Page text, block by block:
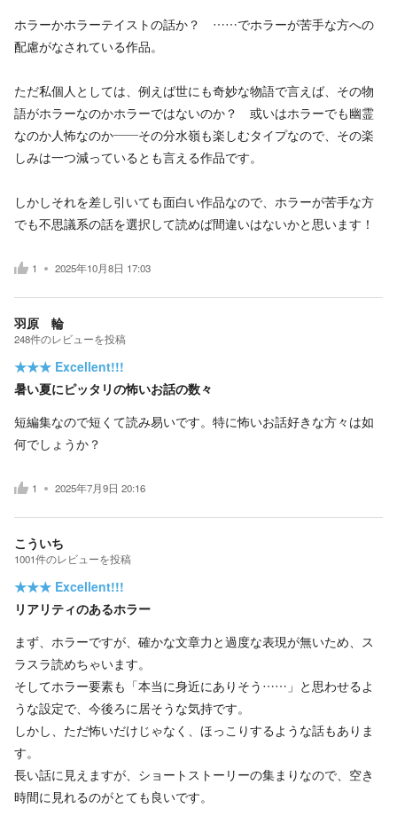
ホラーかホラーテイストの話か？ ……でホラーが苦手な方への
配慮がなされている作品。
ただ私個人としては、例えば世にも奇妙な物語で言えば、その物
語がホラーなのかホラーではないのか？ 或いはホラーでも幽霊
なのか人怖なのか――その分水嶺も楽しむタイプなので、その楽
しみは一つ減っているとも言える作品です。
しかしそれを差し引いても面白い作品なので、ホラーが苦手な方
でも不思議系の話を選択して読めば間違いはないかと思います！
1 2025年10月8日 17:03
羽原 輪
248件のレビューを投稿
★★★ Excellent!!!
暑い夏にピッタリの怖いお話の数々
短編集なので短くて読み易いです。特に怖いお話好きな方々は如
何でしょうか？
1 2025年7月9日 20:16
こういち
1001件のレビューを投稿
★★★ Excellent!!!
リアリティのあるホラー
まず、ホラーですが、確かな文章力と過度な表現が無いため、ス
ラスラ読めちゃいます。
そしてホラー要素も「本当に身近にありそう……」と思わせるよ
うな設定で、今後ろに居そうな気持です。
しかし、ただ怖いだけじゃなく、ほっこりするような話もありま
す。
長い話に見えますが、ショートストーリーの集まりなので、空き
時間に見れるのがとても良いです。